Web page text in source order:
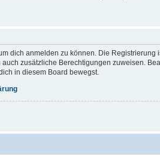
dich anmelden zu können. Die
zusätzliche Berechtigungen zuweisen.
in diesem Board bewegst.